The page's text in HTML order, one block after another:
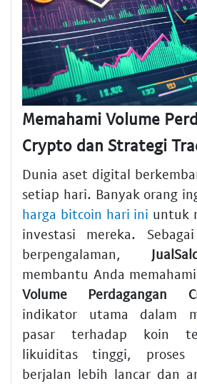
Memahami Volume
Crypto dan Strategi
Dunia aset digital
setiap hari. Banyak orang
harga bitcoin hari ini untuk
investasi mereka.
berpengalaman,
membantu Anda
Volume Perdagangan
indikator utama dalam
pasar terhadap koin
likuiditas tinggi, proses
berjalan lebih lancar dan